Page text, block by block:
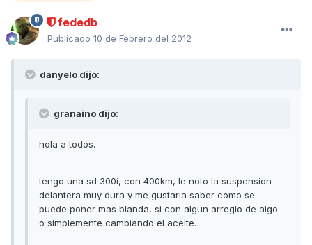
fededb
Publicado 10 de Febrero del 2012
danyelo dijo:
granaino dijo:
hola a todos.
tengo una sd 300i, con 400km, le noto la suspension
delantera muy dura y me gustaria saber como se
puede poner mas blanda, si con algun arreglo de algo
o simplemente cambiando el aceite.